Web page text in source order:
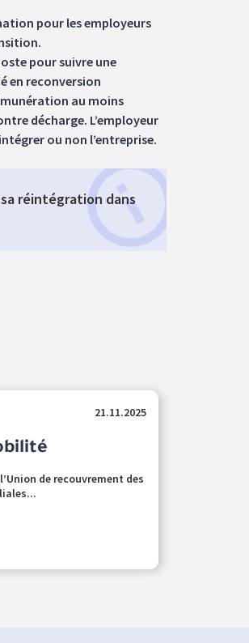
pour les employeurs
pour suivre une
en reconversion
au moins
décharge. L’employeur
ou non l’entreprise.
réintégration dans
21.11.2025
de recouvrement des